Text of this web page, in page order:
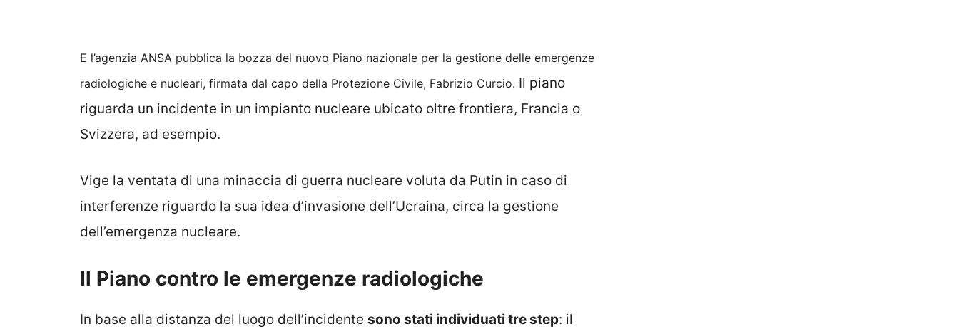
E l’agenzia ANSA pubblica la bozza del nuovo Piano nazionale per la gestione delle emergenze
radiologiche e nucleari, firmata dal capo della Protezione Civile, Fabrizio Curcio. Il piano
riguarda un incidente in un impianto nucleare ubicato oltre frontiera, Francia o
Svizzera, ad esempio.
Vige la ventata di una minaccia di guerra nucleare voluta da Putin in caso di
interferenze riguardo la sua idea d’invasione dell’Ucraina, circa la gestione
dell’emergenza nucleare.
Il Piano contro le emergenze radiologiche
In base alla distanza del luogo dell’incidente sono stati individuati tre step: il